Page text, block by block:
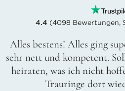
4.4 (4098 Bewertungen,
Alles bestens! Alles ging
sehr nett und kompetent.
heiraten, was ich nicht
Trauringe dort